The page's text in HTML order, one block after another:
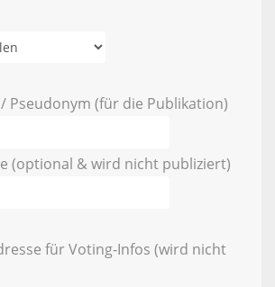
Pseudonym (für die Publikation)
(optional & wird nicht publiziert)
für Voting-Infos (wird nicht